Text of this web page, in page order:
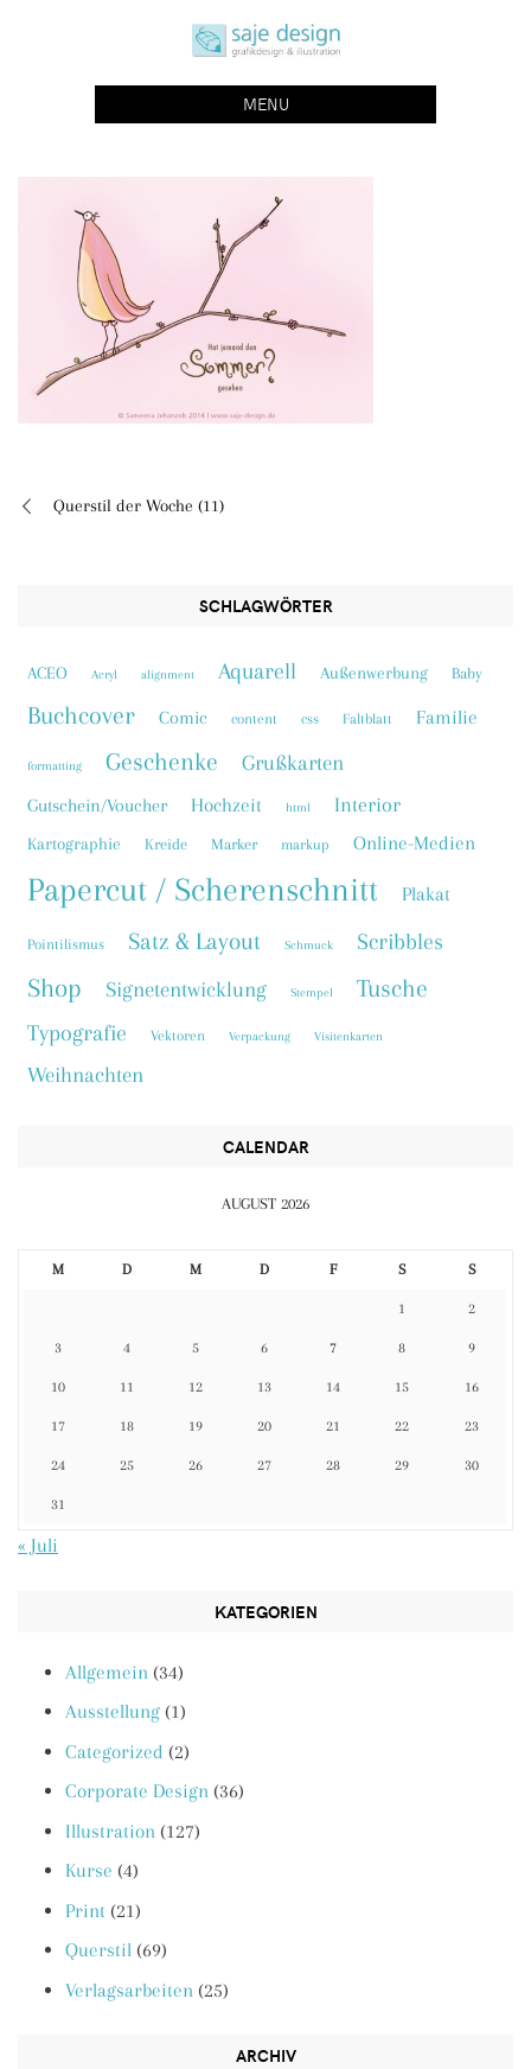
saje design bonn
grafikdesign | buchgestaltung | illustration
MENU
Beitragsnavigation
Querstil der Woche (11)
SCHLAGWÖRTER
ACEO Acryl alignment Aquarell Außenwerbung Baby
Buchcover Comic content css Faltblatt Familie
formatting Geschenke Grußkarten
Gutschein/Voucher Hochzeit html Interior
Kartographie Kreide Marker markup Online-Medien
Papercut / Scherenschnitt Plakat
Pointilismus Satz & Layout Schmuck Scribbles
Shop Signetentwicklung Stempel Tusche
Typografie Vektoren Verpackung Visitenkarten
Weihnachten
CALENDAR
AUGUST 2026
M D M D F S S
1 2
3 4 5 6 7 8 9
10 11 12 13 14 15 16
17 18 19 20 21 22 23
24 25 26 27 28 29 30
31
« Juli
KATEGORIEN
Allgemein (34)
Ausstellung (1)
Categorized (2)
Corporate Design (36)
Illustration (127)
Kurse (4)
Print (21)
Querstil (69)
Verlagsarbeiten (25)
ARCHIV